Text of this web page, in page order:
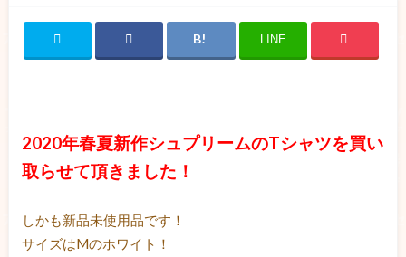
LINE
2020年春夏新作シュプリームのTシャツを買い
取らせて頂きました！
しかも新品未使用品です！
サイズはMのホワイト！